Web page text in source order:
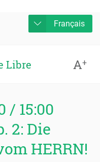
Français
Libre A+
/ 15:00
2: Die
HERRN!